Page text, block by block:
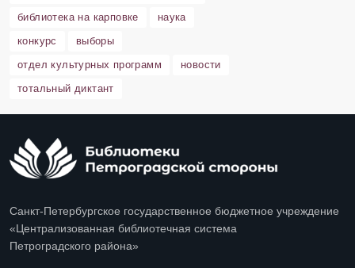
библиотека на карповке
наука
конкурс
выборы
отдел культурных программ
новости
тотальный диктант
Санкт-Петербургское государственное бюджетное учреждение
«Централизованная библиотечная система
Петроградского района»